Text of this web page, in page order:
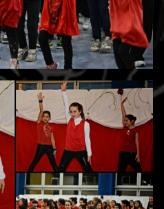
...dai non perdere tempo, clikka "qui", c'è